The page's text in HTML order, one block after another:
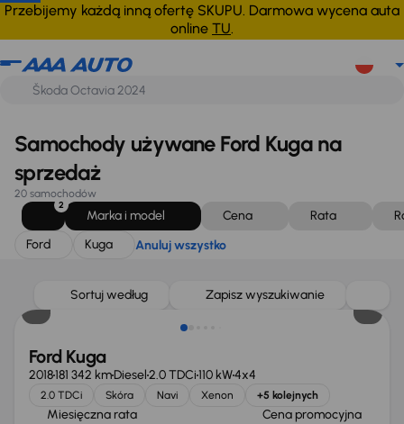
Przebijemy każdą inną ofertę SKUPU. Darmowa wycena auta
online TU.
Ford Kuga Anuluj wszystko
Samochody używane Ford Kuga na
sprzedaż
20 samochodów
2
Marka i model Cena Rata
Ford
Kuga Anuluj wszystko
Sortuj według Zapisz wyszukiwanie
Ford Kuga
2018181 342 kmDiesel2.0 TDCi110 kW4x4
2.0 TDCi Skóra Navi Xenon +5 kolejnych
Miesięczna rata Cena promocyjna